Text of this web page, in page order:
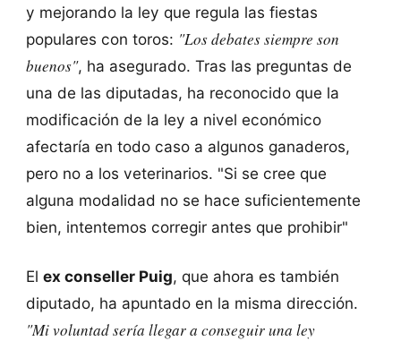
y mejorando la ley que regula las fiestas
populares con toros: "Los debates siempre son
buenos", ha asegurado. Tras las preguntas de
una de las diputadas, ha reconocido que la
modificación de la ley a nivel económico
afectaría en todo caso a algunos ganaderos,
pero no a los veterinarios. "Si se cree que
alguna modalidad no se hace suficientemente
bien, intentemos corregir antes que prohibir"
El ex conseller Puig, que ahora es también
diputado, ha apuntado en la misma dirección.
"Mi voluntad sería llegar a conseguir una ley